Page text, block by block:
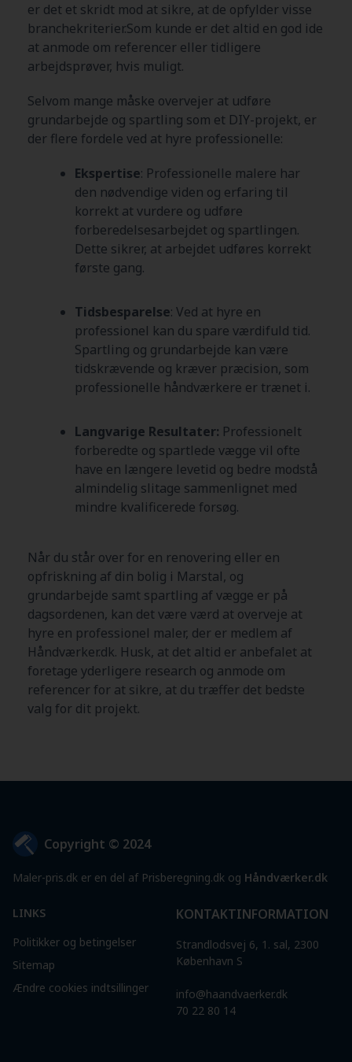
er det et skridt mod at sikre, at de opfylder visse
branchekriterier.Som kunde er det altid en god ide
at anmode om referencer eller tidligere
arbejdsprøver, hvis muligt.
Selvom mange måske overvejer at udføre
grundarbejde og spartling som et DIY-projekt, er
der flere fordele ved at hyre professionelle:
Ekspertise: Professionelle malere har
den nødvendige viden og erfaring til
korrekt at vurdere og udføre
forberedelsesarbejdet og spartlingen.
Dette sikrer, at arbejdet udføres korrekt
første gang.
Tidsbesparelse: Ved at hyre en
professionel kan du spare værdifuld tid.
Spartling og grundarbejde kan være
tidskrævende og kræver præcision, som
professionelle håndværkere er trænet i.
Langvarige Resultater: Professionelt
forberedte og spartlede vægge vil ofte
have en længere levetid og bedre modstå
almindelig slitage sammenlignet med
mindre kvalificerede forsøg.
Når du står over for en renovering eller en
opfriskning af din bolig i Marstal, og
grundarbejde samt spartling af vægge er på
dagsordenen, kan det være værd at overveje at
hyre en professionel maler, der er medlem af
Håndværker.dk. Husk, at det altid er anbefalet at
foretage yderligere research og anmode om
referencer for at sikre, at du træffer det bedste
valg for dit projekt.
Copyright © 2024
Maler-pris.dk er en del af Prisberegning.dk og Håndværker.dk
LINKS
Politikker og betingelser
Sitemap
Ændre cookies indtsillinger
KONTAKTINFORMATION
Strandlodsvej 6, 1. sal, 2300
København S
info@haandvaerker.dk
70 22 80 14